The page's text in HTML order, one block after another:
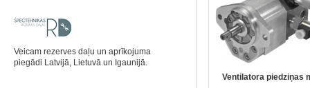
Veicam rezerves daļu un aprīkojuma
piegādi Latvijā, Lietuvā un Igaunijā.
Ventilatora piedziņas